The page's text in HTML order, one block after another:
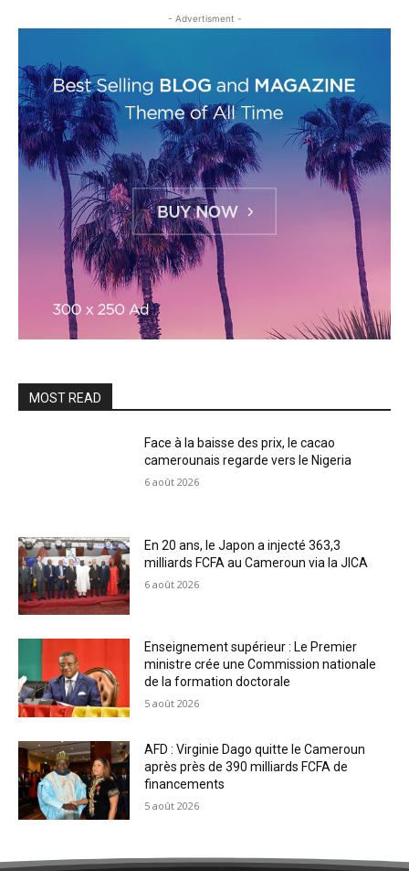
- Advertisment -
MOST READ
Face à la baisse des prix, le cacao
camerounais regarde vers le Nigeria
6 août 2026
En 20 ans, le Japon a injecté 363,3
milliards FCFA au Cameroun via la JICA
6 août 2026
Enseignement supérieur : Le Premier
ministre crée une Commission nationale
de la formation doctorale
5 août 2026
AFD : Virginie Dago quitte le Cameroun
après près de 390 milliards FCFA de
financements
5 août 2026